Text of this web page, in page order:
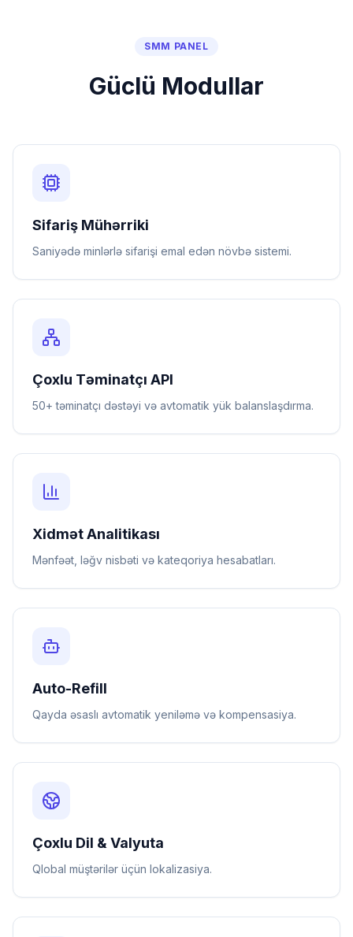
SMM PANEL
Güclü Modullar
Sifariş Mühərriki
Saniyədə minlərlə sifarişi emal edən növbə sistemi.
Çoxlu Təminatçı API
50+ təminatçı dəstəyi və avtomatik yük balanslaşdırma.
Xidmət Analitikası
Mənfəət, ləğv nisbəti və kateqoriya hesabatları.
Auto-Refill
Qayda əsaslı avtomatik yeniləmə və kompensasiya.
Çoxlu Dil & Valyuta
Qlobal müştərilər üçün lokalizasiya.